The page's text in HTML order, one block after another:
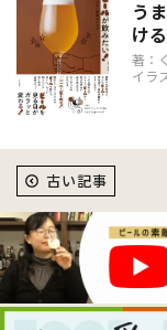
う
け
著：
イラ
古い記事